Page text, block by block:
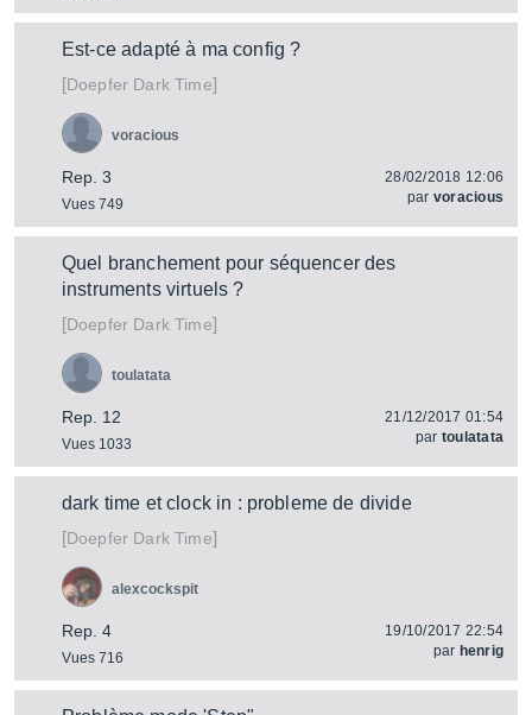
Est-ce adapté à ma config ?
[Doepfer Dark Time]
Rep. 3
Vues 749
voracious
28/02/2018 12:06
par voracious
Quel branchement pour séquencer des
instruments virtuels ?
[Doepfer Dark Time]
Rep. 12
Vues 1033
toulatata
21/12/2017 01:54
par toulatata
dark time et clock in : probleme de divide
[Doepfer Dark Time]
Rep. 4
Vues 716
alexcockspit
19/10/2017 22:54
par henrig